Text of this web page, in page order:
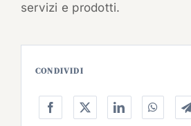
servizi e prodotti.
CONDIVIDI